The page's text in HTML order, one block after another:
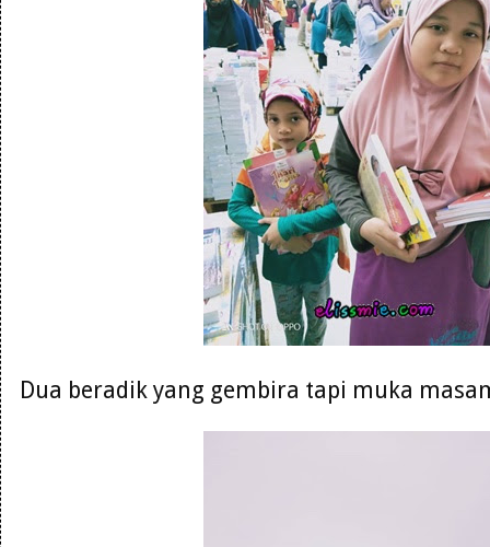
Dua beradik yang gembira tapi muka